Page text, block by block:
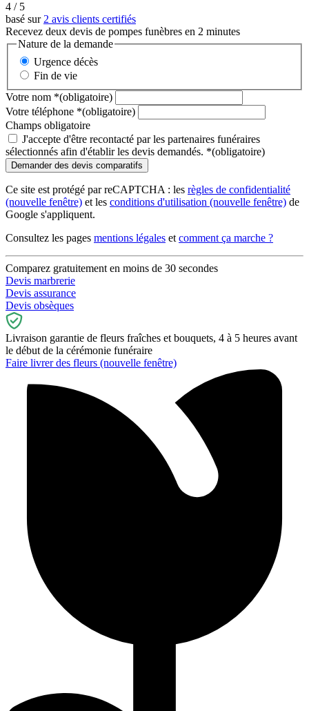
4 / 5
basé sur 2 avis clients certifiés
Recevez deux devis de pompes funèbres en 2 minutes
Nature de la demande
Urgence décès
Fin de vie
Votre nom *(obligatoire)
Votre téléphone *(obligatoire)
Champs obligatoire
J'accepte d'être recontacté par les partenaires funéraires
sélectionnés afin d'établir les devis demandés. *(obligatoire)
Ce site est protégé par reCAPTCHA : les règles de confidentialité
(nouvelle fenêtre) et les conditions d'utilisation (nouvelle fenêtre) de
Google s'appliquent.
Consultez les pages mentions légales et comment ça marche ?
Comparez gratuitement en moins de 30 secondes
Devis marbrerie
Devis assurance
Devis obsèques
Livraison garantie de fleurs fraîches et bouquets, 4 à 5 heures avant
le début de la cérémonie funéraire
Faire livrer des fleurs (nouvelle fenêtre)